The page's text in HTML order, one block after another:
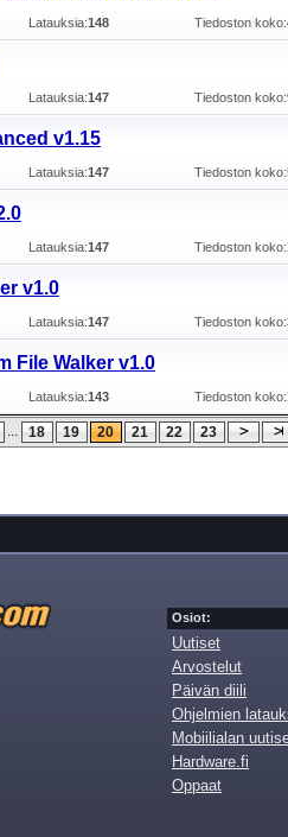
Latauksia:148 Tiedoston koko:
Latauksia:147 Tiedoston koko:
v1.15
Latauksia:147 Tiedoston koko:
Latauksia:147 Tiedoston koko:
v1.0
Latauksia:147 Tiedoston koko:
File Walker v1.0
Latauksia:143 Tiedoston koko:
... 18 19 20 21 22 23
Osiot:
Uutiset
Arvostelut
Päivän diili
Ohjelmien
Mobiilialan
Hardware.fi
Oppaat